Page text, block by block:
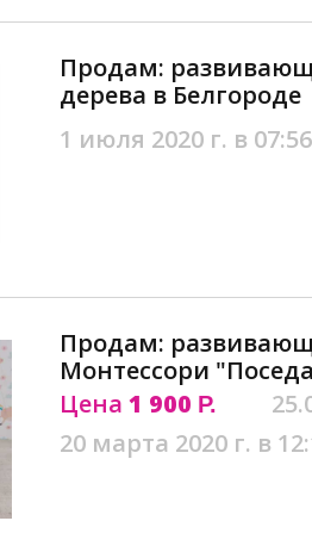
Продам:
дерева в Белгороде
1 июля 2020 г. в 07:56
Продам:
Монтессори
Цена 1 900 Р.
20 марта 2020 г. в